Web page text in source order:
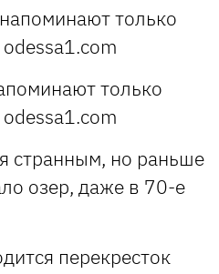
только
странным, но раньше
озер, даже в 70-е
перекресток